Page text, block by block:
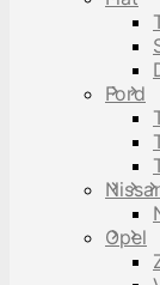
Ford
Opel